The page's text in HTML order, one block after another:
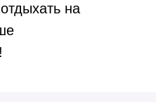
на